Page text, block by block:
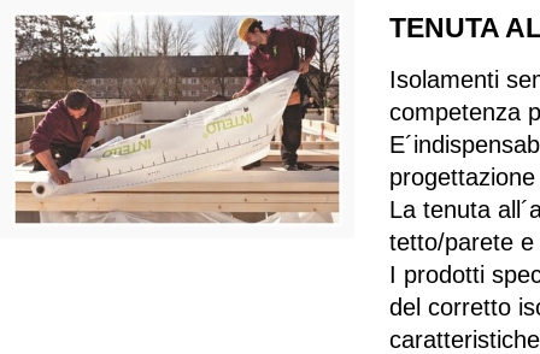
TENUTA
Isolamenti
competenza
La tenuta
tetto/parete
I prodotti
del corretto